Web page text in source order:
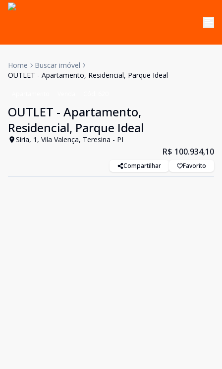
Home
Buscar imóvel
OUTLET - Apartamento, Residencial, Parque Ideal
OUTLET - Apartamento,
Residencial, Parque Ideal
Síria, 1, Vila Valença, Teresina - PI
R$ 100.934,10
Compartilhar Favorito